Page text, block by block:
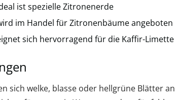
ist spezielle Zitronenerde
im Handel für Zitronenbäume angeboten
sich hervorragend für die Kaffir-Limette
sich welke, blasse oder hellgrüne Blätter